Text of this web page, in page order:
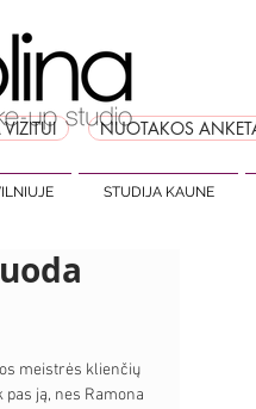
STUDIJA KAUNE
VIZITUI NUOTAKOS
meistrės klienčių
ją, nes Ramona